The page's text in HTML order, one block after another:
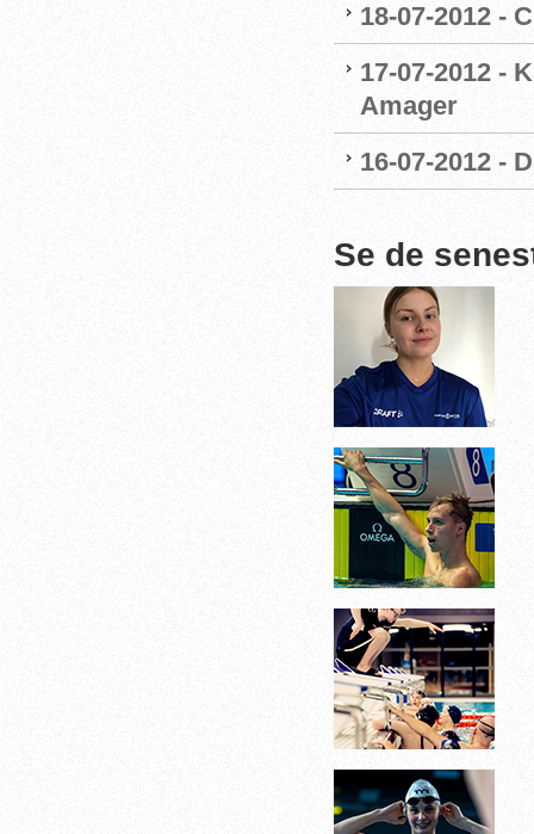
18-07-2012 -
17-07-2012 -
Amager
16-07-2012 -
Se de